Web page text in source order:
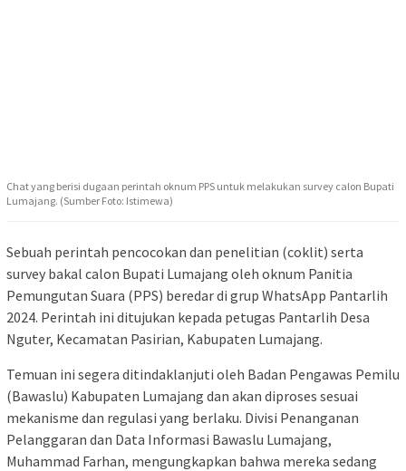
Chat yang berisi dugaan perintah oknum PPS untuk melakukan survey calon Bupati
Lumajang. (Sumber Foto: Istimewa)
Sebuah perintah pencocokan dan penelitian (coklit) serta
survey bakal calon Bupati Lumajang oleh oknum Panitia
Pemungutan Suara (PPS) beredar di grup WhatsApp Pantarlih
2024. Perintah ini ditujukan kepada petugas Pantarlih Desa
Nguter, Kecamatan Pasirian, Kabupaten Lumajang.
Temuan ini segera ditindaklanjuti oleh Badan Pengawas Pemilu
(Bawaslu) Kabupaten Lumajang dan akan diproses sesuai
mekanisme dan regulasi yang berlaku. Divisi Penanganan
Pelanggaran dan Data Informasi Bawaslu Lumajang,
Muhammad Farhan, mengungkapkan bahwa mereka sedang